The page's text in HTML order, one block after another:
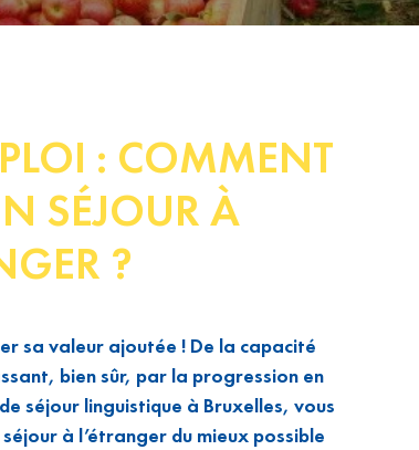
: COMMENT
SÉJOUR À
?
sa valeur ajoutée ! De la capacité
bien sûr, par la progression en
séjour linguistique à Bruxelles, vous
à l’étranger du mieux possible